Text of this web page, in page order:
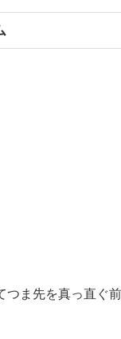
つま先を真っ直ぐ